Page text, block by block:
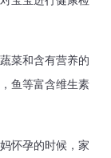
菜和含有营养的
鱼等富含维生素
怀孕的时候，家